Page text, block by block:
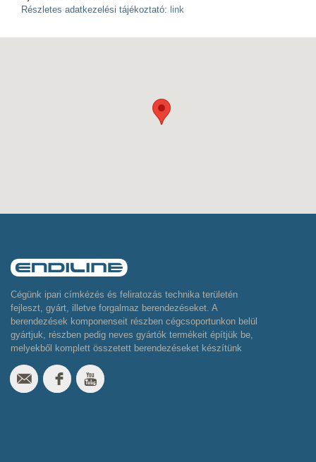
Részletes adatkezelési tájékoztató: link
Cégünk ipari címkézés és feliratozás technika területén
fejleszt, gyárt, illetve forgalmaz berendezéseket. A
berendezések komponenseit részben cégcsoportunkon belül
gyártjuk, részben pedig neves gyártók termékeit építjük be,
melyekből komplett összetett berendezéseket készítünk